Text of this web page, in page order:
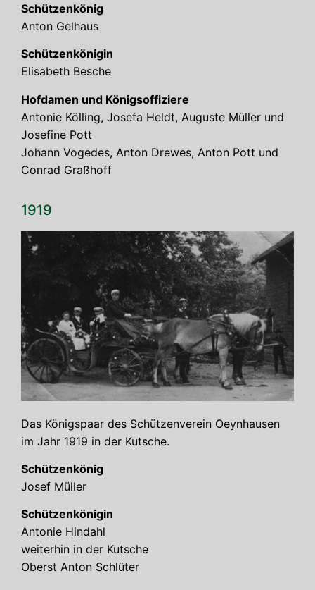
Schüt­zen­kö­nig
Anton Gel­haus
Schüt­zen­kö­ni­gin
Eli­sa­beth Besche
Hof­da­men und Königs­of­fi­zie­re
Anto­nie Köl­ling, Jose­fa Heldt, Augus­te Mül­ler und
Jose­fi­ne Pott
Johann Vogedes, Anton Dre­wes, Anton Pott und
Con­rad Graßhoff
1919
Das Königs­paar des Schüt­zen­ver­ein Oeyn­hau­sen
im Jahr 1919 in der Kutsche.
Schüt­zen­kö­nig
Josef Mül­ler
Schüt­zen­kö­ni­gin
Anto­nie Hin­dahl
wei­ter­hin in der Kut­sche
Oberst Anton Schlüter